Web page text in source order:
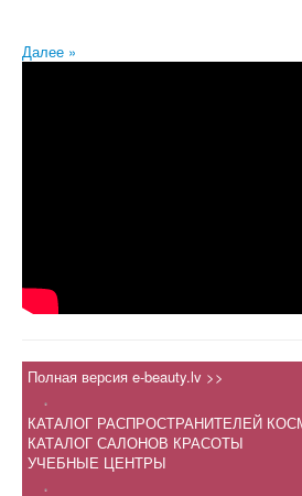
Далее »
Полная версия e-beauty.lv >>
.
КАТАЛОГ РАСПРОСТРАНИТЕЛЕЙ
КАТАЛОГ САЛОНОВ КРАСОТЫ
УЧЕБНЫЕ ЦЕНТРЫ
.